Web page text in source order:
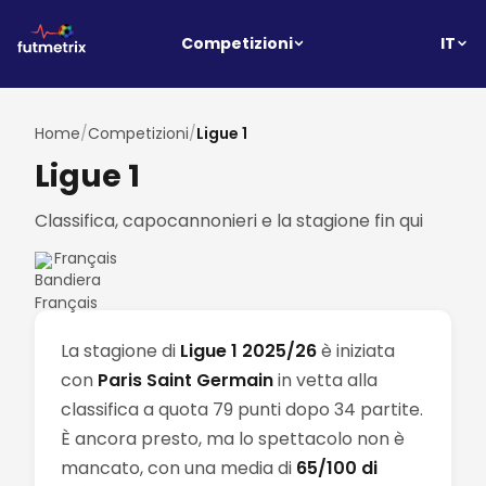
Competizioni IT
Home/Competizioni/Ligue 1
Ligue 1
Classifica, capocannonieri e la stagione fin qui
Français
La stagione di Ligue 1 2025/26è iniziata
con Paris Saint Germainin vetta alla
classifica a quota 79 punti dopo 34 partite.
È ancora presto, ma lo spettacolo non è
mancato, con una media di 65/100 di